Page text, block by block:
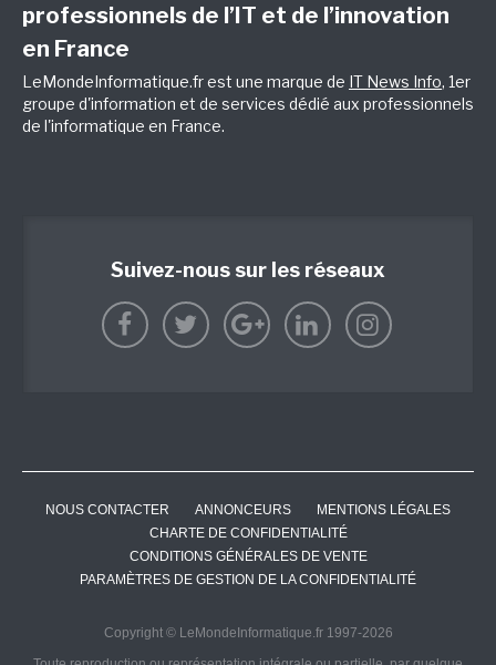
professionnels de l’IT et de l’innovation
en France
LeMondeInformatique.fr est une marque de IT News Info, 1er
groupe d'information et de services dédié aux professionnels
de l'informatique en France.
Suivez-nous sur les réseaux
NOUS CONTACTER ANNONCEURS
MENTIONS LÉGALES
CHARTE DE CONFIDENTIALITÉ
CONDITIONS GÉNÉRALES DE VENTE
PARAMÈTRES DE GESTION DE LA CONFIDENTIALITÉ
Copyright © LeMondeInformatique.fr 1997-2026